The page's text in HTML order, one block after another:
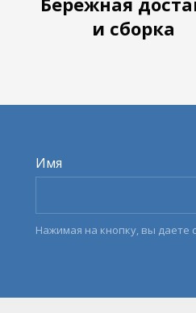
и сборка
Имя
Нажимая на кнопку, вы даете